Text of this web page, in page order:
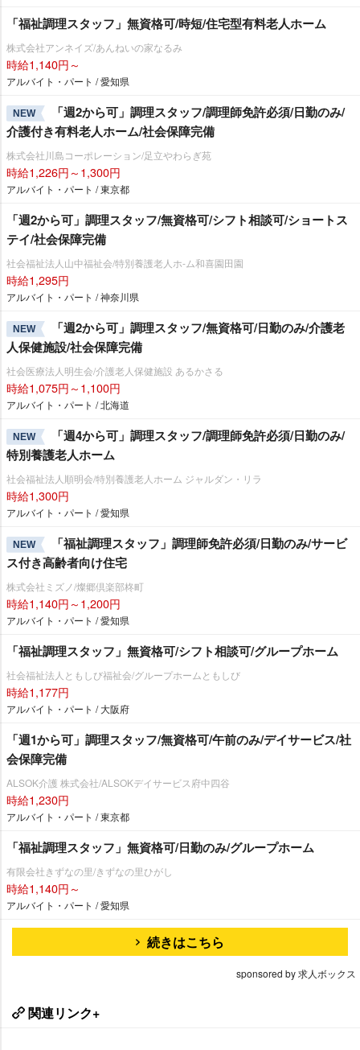
「福祉調理スタッフ」無資格可/時短/住宅型有料老人ホーム
株式会社アンネイズ/あんねいの家なるみ
時給1,140円～
アルバイト・パート / 愛知県
NEW
「週2から可」調理スタッフ/調理師免許必須/日勤のみ/
介護付き有料老人ホーム/社会保障完備
株式会社川島コーポレーション/足立やわらぎ苑
時給1,226円～1,300円
アルバイト・パート / 東京都
「週2から可」調理スタッフ/無資格可/シフト相談可/ショートス
テイ/社会保障完備
社会福祉法人山中福祉会/特別養護老人ホ-ム和喜園田園
時給1,295円
アルバイト・パート / 神奈川県
NEW
「週2から可」調理スタッフ/無資格可/日勤のみ/介護老
人保健施設/社会保障完備
社会医療法人明生会/介護老人保健施設 あるかさる
時給1,075円～1,100円
アルバイト・パート / 北海道
NEW
「週4から可」調理スタッフ/調理師免許必須/日勤のみ/
特別養護老人ホーム
社会福祉法人順明会/特別養護老人ホーム ジャルダン・リラ
時給1,300円
アルバイト・パート / 愛知県
NEW
「福祉調理スタッフ」調理師免許必須/日勤のみ/サービ
ス付き高齢者向け住宅
株式会社ミズノ/燦郷倶楽部柊町
時給1,140円～1,200円
アルバイト・パート / 愛知県
「福祉調理スタッフ」無資格可/シフト相談可/グループホーム
社会福祉法人ともしび福祉会/グループホームともしび
時給1,177円
アルバイト・パート / 大阪府
「週1から可」調理スタッフ/無資格可/午前のみ/デイサービス/社
会保障完備
ALSOK介護 株式会社/ALSOKデイサービス府中四谷
時給1,230円
アルバイト・パート / 東京都
「福祉調理スタッフ」無資格可/日勤のみ/グループホーム
有限会社きずなの里/きずなの里ひがし
時給1,140円～
アルバイト・パート / 愛知県
続きはこちら
sponsored by 求人ボックス
関連リンク+